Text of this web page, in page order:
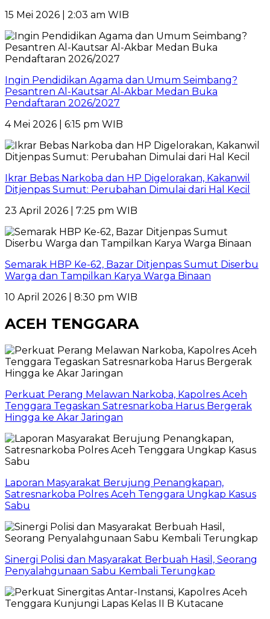
15 Mei 2026 | 2:03 am WIB
Ingin Pendidikan Agama dan Umum Seimbang?
Pesantren Al-Kautsar Al-Akbar Medan Buka
Pendaftaran 2026/2027
4 Mei 2026 | 6:15 pm WIB
Ikrar Bebas Narkoba dan HP Digelorakan, Kakanwil
Ditjenpas Sumut: Perubahan Dimulai dari Hal Kecil
23 April 2026 | 7:25 pm WIB
Semarak HBP Ke-62, Bazar Ditjenpas Sumut Diserbu
Warga dan Tampilkan Karya Warga Binaan
10 April 2026 | 8:30 pm WIB
ACEH TENGGARA
Perkuat Perang Melawan Narkoba, Kapolres Aceh
Tenggara Tegaskan Satresnarkoba Harus Bergerak
Hingga ke Akar Jaringan
Laporan Masyarakat Berujung Penangkapan,
Satresnarkoba Polres Aceh Tenggara Ungkap Kasus
Sabu
Sinergi Polisi dan Masyarakat Berbuah Hasil, Seorang
Penyalahgunaan Sabu Kembali Terungkap